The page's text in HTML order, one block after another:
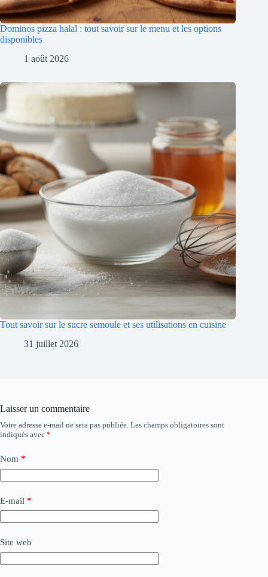
Dominos pizza halal : tout savoir sur le menu et les options
disponibles
1 août 2026
Tout savoir sur le sucre semoule et ses utilisations en cuisine
31 juillet 2026
Laisser un commentaire
Votre adresse e-mail ne sera pas publiée. Les champs obligatoires sont
indiqués avec *
Nom *
E-mail *
Site web